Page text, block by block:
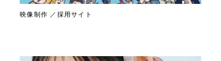
映像制作 ／採用サイト